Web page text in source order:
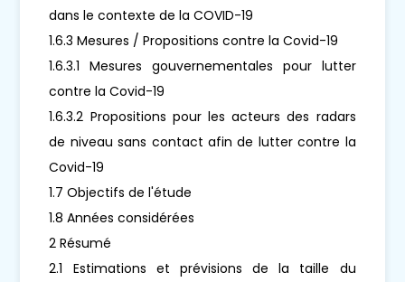
dans le contexte de la COVID-19
1.6.3 Mesures / Propositions contre la Covid-19
1.6.3.1 Mesures gouvernementales pour lutter
contre la Covid-19
1.6.3.2 Propositions pour les acteurs des radars
de niveau sans contact afin de lutter contre la
Covid-19
1.7 Objectifs de l'étude
1.8 Années considérées
2 Résumé
2.1 Estimations et prévisions de la taille du